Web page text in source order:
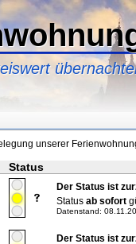
unserer
Status
Der Status ist
Status ab sofort
Datenstand:
Der Status ist